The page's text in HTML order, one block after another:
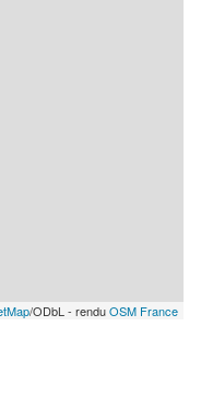
/ODbL - renduOSM France